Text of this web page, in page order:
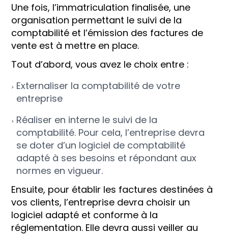
Une fois, l’immatriculation finalisée, une
organisation permettant le suivi de la
comptabilité et l’émission des factures de
vente est à mettre en place.
Tout d’abord, vous avez le choix entre :
Externaliser la comptabilité de votre
entreprise
Réaliser en interne le suivi de la
comptabilité. Pour cela, l’entreprise devra
se doter d’un logiciel de comptabilité
adapté à ses besoins et répondant aux
normes en vigueur.
Ensuite, pour établir les factures destinées à
vos clients, l’entreprise devra choisir un
logiciel adapté et conforme à la
réglementation. Elle devra aussi veiller au